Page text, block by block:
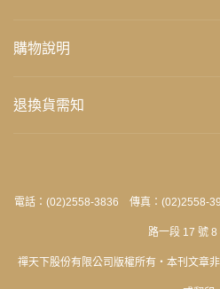
購物說明
退換貨需知
電話：(02)2558-3836 傳真：(02)2558-
路一段 17 號 8
禪天下股份有限公司版權所有‧本刊文章